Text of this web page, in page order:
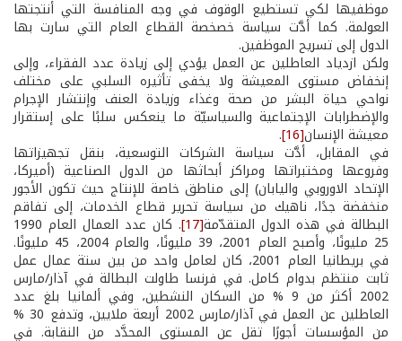
موظفيها لكي تستطيع الوقوف في وجه المنافسة التي أنتجتها
العولمة. كما أدَّت سياسة خصخصة القطاع العام التي سارت بها
الدول إلى تسريح الموظفين.
ولكن ازدياد العاطلين عن العمل يؤدي إلى زيادة عدد الفقراء، وإلى
إنخفاض مستوى المعيشة ولا يخفى تأثيره السلبي على مختلف
نواحي حياة البشر من صحة وغذاء وزيادة العنف وإنتشار الإجرام
والإضطرابات الإجتماعية والسياسيّة ما ينعكس سلبًا على إستقرار
معيشة الإنسان[16]
.
في المقابل، أدَّت سياسة الشركات التوسعية، بنقل تجهيزاتها
وفروعها ومختبراتها ومراكز أبحاثها من الدول الصناعية (أميركا،
الإتحاد الاوروبي واليابان) إلى مناطق خاصة للإنتاج حيث تكون الأجور
منخفضة جدًا، ناهيك من سياسة تحرير قطاع الخدمات، إلى تفاقم
البطالة في هذه الدول المتقدّمة[17] . كان عدد العمال العام 1990
25 مليونًا، وأصبح العام 2001، 39 مليونًا، والعام 2004، 45 مليونًا.
في بريطانيا العام 2001، كان لعامل واحد من بين ستة عمال عمل
ثابت منتظم بدوام كامل. في فرنسا طاولت البطالة في آذار/مارس
2002 أكثر من 9 % من السكان النشطين، وفي ألمانيا بلغ عدد
العاطلين عن العمل في آذار/مارس 2002 أربعة ملايين، وتدفع 30 %
من المؤسسات أجورًا تقل عن المستوى المحدَّد من النقابة. في